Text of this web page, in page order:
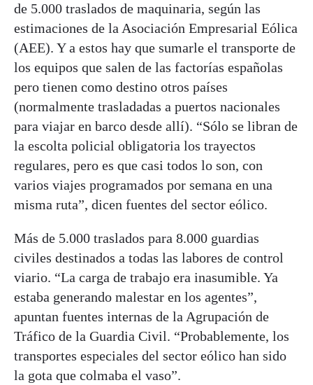
de 5.000 traslados de maquinaria, según las
estimaciones de la Asociación Empresarial Eólica
(AEE). Y a estos hay que sumarle el transporte de
los equipos que salen de las factorías españolas
pero tienen como destino otros países
(normalmente trasladadas a puertos nacionales
para viajar en barco desde allí). “Sólo se libran de
la escolta policial obligatoria los trayectos
regulares, pero es que casi todos lo son, con
varios viajes programados por semana en una
misma ruta”, dicen fuentes del sector eólico.
Más de 5.000 traslados para 8.000 guardias
civiles destinados a todas las labores de control
viario. “La carga de trabajo era inasumible. Ya
estaba generando malestar en los agentes”,
apuntan fuentes internas de la Agrupación de
Tráfico de la Guardia Civil. “Probablemente, los
transportes especiales del sector eólico han sido
la gota que colmaba el vaso”.